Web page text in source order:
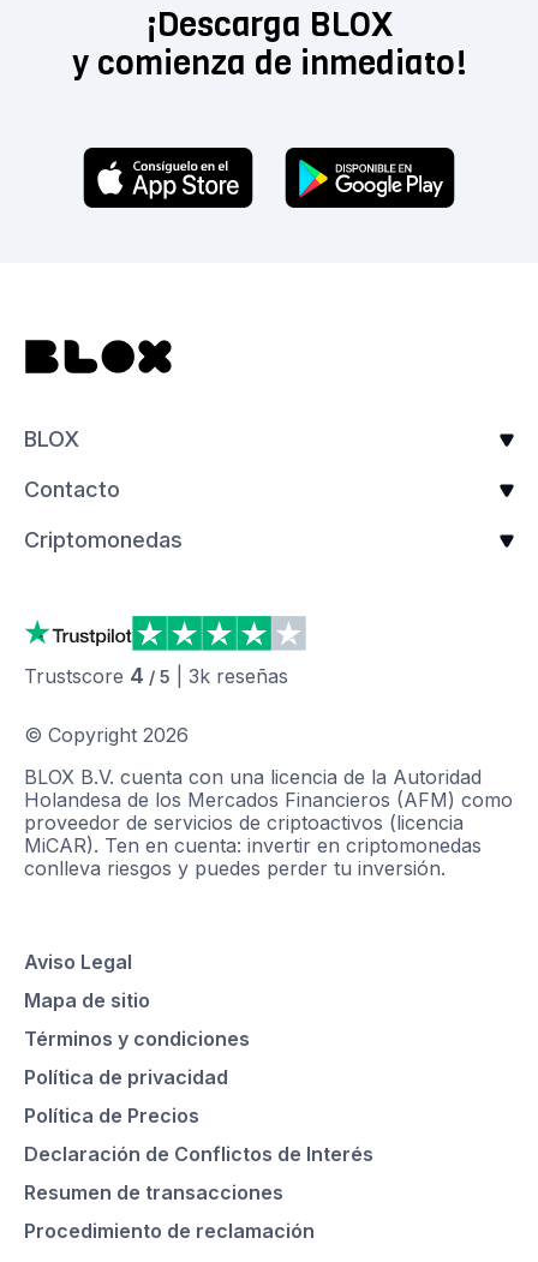
¡Descarga BLOX
y comienza de inmediato!
BLOX
Contacto
Criptomonedas
Trustscore 4 / 5 3k reseñas
© Copyright 2026
BLOX B.V. cuenta con una licencia de la Autoridad
Holandesa de los Mercados Financieros (AFM) como
proveedor de servicios de criptoactivos (licencia
MiCAR). Ten en cuenta: invertir en criptomonedas
conlleva riesgos y puedes perder tu inversión.
Aviso Legal
Mapa de sitio
Términos y condiciones
Política de privacidad
Política de Precios
Declaración de Conflictos de Interés
Resumen de transacciones
Procedimiento de reclamación